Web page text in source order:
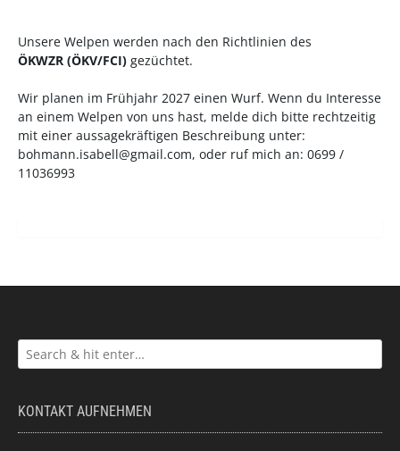
Unsere Welpen werden nach den Richtlinien des
ÖKWZR (ÖKV/FCI) gezüchtet.
Wir planen im Frühjahr 2027 einen Wurf. Wenn du Interesse
an einem Welpen von uns hast, melde dich bitte rechtzeitig
mit einer aussagekräftigen Beschreibung unter:
bohmann.isabell@gmail.com, oder ruf mich an: 0699 /
11036993
KONTAKT AUFNEHMEN